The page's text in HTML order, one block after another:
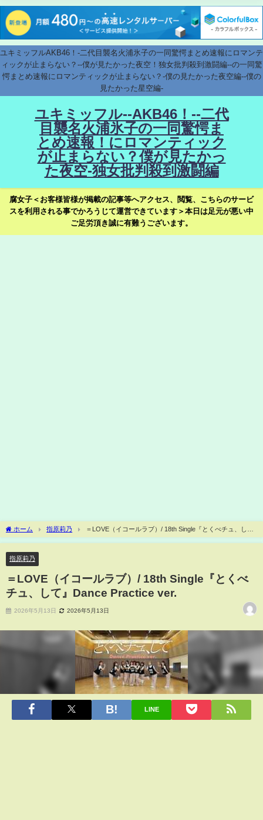
ユキミッフルAKB46！-二代目襲名火浦氷子の一同驚愕まとめ速報にロマンテ
ィックが止まらない？--僕が見たかった夜空！独女批判殺到激闘編--の一同驚
愕まとめ速報にロマンティックが止まらない？-僕の見たかった夜空編--僕の
見たかった星空編-
ユキミッフル--AKB46！--二代
目襲名火浦氷子の一同驚愕ま
とめ速報！にロマンティック
が止まらない？僕が見たかっ
た夜空-独女批判殺到激闘編
腐女子＜お客様皆様が掲載の記事等へアクセス、閲覧、こちらのサービ
スを利用される事でかろうじて運営できています＞本日は足元が悪い中
ご足労頂き誠に有難うございます。
ホーム 指原莉乃
＝LOVE（イコールラブ）/ 18th Single『とくべチュ、し
て』Dance Practice ver.
指原莉乃
＝LOVE（イコールラブ）/ 18th Single『とくべ
チュ、して』Dance Practice ver.
2026年5月13日 2026年5月13日
LINE